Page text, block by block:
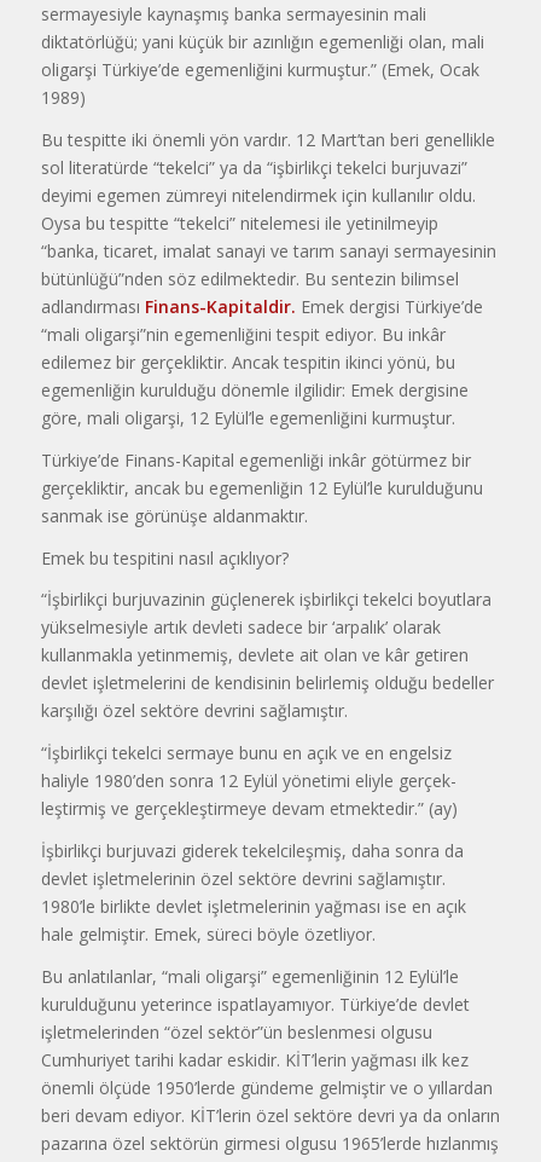
sermayesiyle kaynaşmış banka sermayesinin mali
diktatörlüğü; yani küçük bir azınlığın egemenliği olan, mali
oligarşi Türkiye’de egemen­liğini kurmuştur.” (Emek, Ocak
1989)
Bu tespitte iki önemli yön vardır. 12 Mart’tan beri genellikle
sol literatürde “tekelci” ya da “işbirlikçi tekelci burjuvazi”
deyimi egemen zümreyi ni­telendirmek için kullanılır oldu.
Oysa bu tespitte “tekelci” nitelemesi ile yetinilmeyip
“banka, ticaret, imalat sana­yi ve tarım sanayi sermayesinin
bütün­lüğü”nden söz edilmektedir. Bu sente­zin bilimsel
adlandırması Finans-Kapitaldir. Emek dergisi Türkiye’de
“mali oligarşi”nin egemenliğini tespit ediyor. Bu inkâr
edilemez bir gerçek­liktir. Ancak tespitin ikinci yönü, bu
egemenliğin kurulduğu dönemle ilgi­lidir: Emek dergisine
göre, mali oligar­şi, 12 Eylül’le egemenliğini kurmuştur.
Türkiye’de Finans-Kapital egemen­liği inkâr götürmez bir
gerçekliktir, an­cak bu egemenliğin 12 Eylül’le kurul­duğunu
sanmak ise görünüşe aldan­maktır.
Emek bu tespitini nasıl açıklıyor?
“İşbirlikçi burjuvazinin güçlenerek iş­birlikçi tekelci boyutlara
yükselmesiy­le artık devleti sadece bir ‘arpalık’ ola­rak
kullanmakla yetinmemiş, devlete ait olan ve kâr getiren
devlet işletme­lerini de kendisinin belirlemiş olduğu bedeller
karşılığı özel sektöre devrini sağlamıştır.
“İşbirlikçi tekelci sermaye bunu en açık ve en engelsiz
haliyle 1980’den sonra 12 Eylül yönetimi eliyle gerçek­
leştirmiş ve gerçekleştirmeye devam etmektedir.” (ay)
İşbirlikçi burjuvazi giderek tekelcileşmiş, daha sonra da
devlet işletmeleri­nin özel sektöre devrini sağlamıştır.
1980’le birlikte devlet işletmelerinin yağması ise en açık
hale gelmiştir. Emek, süreci böyle özetliyor.
Bu anlatılanlar, “mali oligarşi” ege­menliğinin 12 Eylül’le
kurulduğunu ye­terince ispatlayamıyor. Türkiye’de dev­let
işletmelerinden “özel sektör”ün bes­lenmesi olgusu
Cumhuriyet tarihi ka­dar eskidir. KİT’lerin yağması ilk kez
önemli ölçüde 1950’lerde gündeme gelmiştir ve o yıllardan
beri devam edi­yor. KİT’lerin özel sektöre devri ya da onların
pazarına özel sektörün girmesi olgusu 1965’lerde hızlanmış